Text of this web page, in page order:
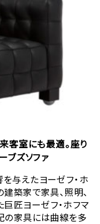
客室にも最適。座り
ブズソファ
与えたヨーゼフ・ホ
築家で家具、照明、
匠ヨーゼフ・ホフマ
の家具には曲線を多